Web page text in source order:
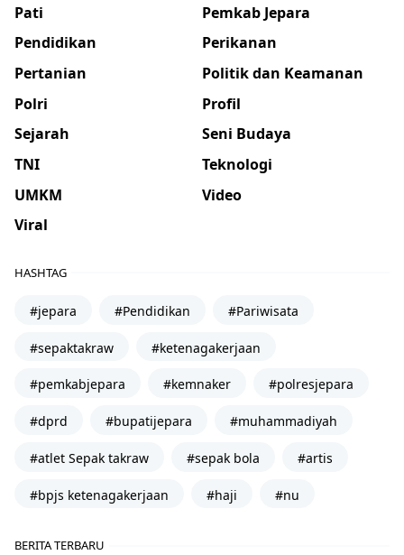
Pati
Pemkab Jepara
Pendidikan
Perikanan
Pertanian
Politik dan Keamanan
Polri
Profil
Sejarah
Seni Budaya
TNI
Teknologi
UMKM
Video
Viral
HASHTAG
#jepara #Pendidikan #Pariwisata
#sepaktakraw #ketenagakerjaan
#pemkabjepara #kemnaker #polresjepara
#dprd #bupatijepara #muhammadiyah
#atlet Sepak takraw #sepak bola #artis
#bpjs ketenagakerjaan #haji #nu
BERITA TERBARU